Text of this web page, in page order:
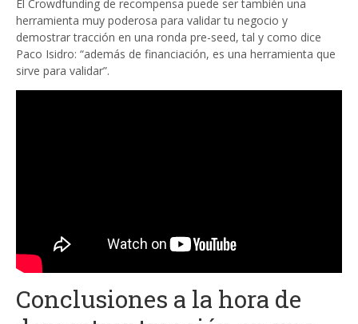
El Crowdfunding de recompensa puede ser también una
herramienta muy poderosa para validar tu negocio y
demostrar tracción en una ronda pre-seed, tal y como dice
Paco Isidro: “además de financiación, es una herramienta que
sirve para validar”.
Conclusiones a la hora de